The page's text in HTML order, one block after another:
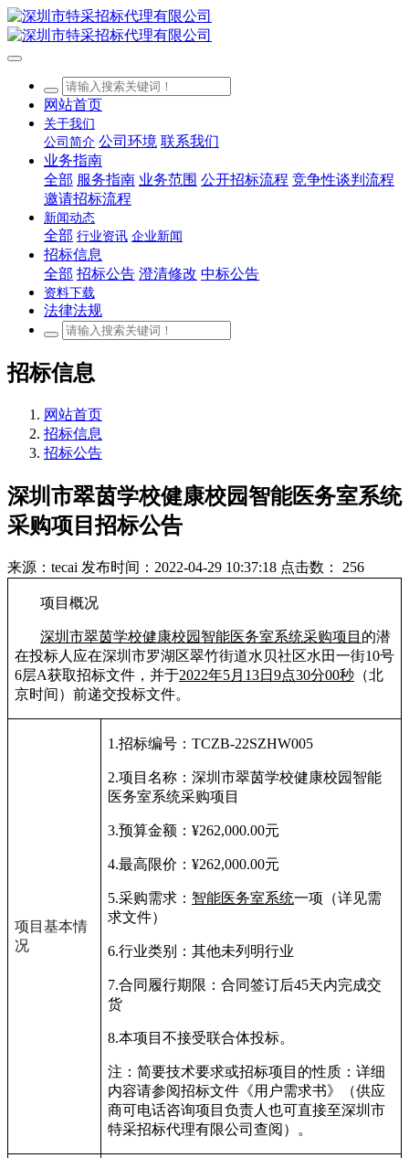
网站首页
关于我们
公司简介 公司环境 联系我们
业务指南
全部 服务指南 业务范围 公开招标流程 竞争性谈判流程
邀请招标流程
新闻动态
全部 行业资讯 企业新闻
招标信息
全部 招标公告 澄清修改 中标公告
资料下载
法律法规
招标信息
网站首页
招标信息
招标公告
深圳市翠茵学校健康校园智能医务室系统
采购项目招标公告
来源：tecai 发布时间：2022-04-29 10:37:18 点击数： 256
项目概况
深圳市翠茵学校健康校园智能医务室系统采购项目 的潜
在投标人应在深圳市罗湖区翠竹街道水贝社区水田一街10号
6层A获取招标文件，并于2022年5月 13日 9点30分00秒 （北
京时间）前递交投标文件。
项目基本情
况
1.招标编号： TCZB-22SZHW005
2.项目名称：深圳市翠茵学校健康校园智能
医务室系统采购项目
3.预算金额： ¥262,000.00元
4.最高限价： ¥262,000.00元
5.采购需求： 智能医务室系统一项 （详见需
求文件）
6.行业类别： 其他未列明行业
7.合同履行期限： 合同签订后45天内完成交
货
8.本项目不接受联合体投标。
注：简要技术要求或招标项目的性质：详细
内容请参阅招标文件《用户需求书》（供应
商可电话咨询项目负责人也可直接至深圳市
特采招标代理有限公司查阅）。